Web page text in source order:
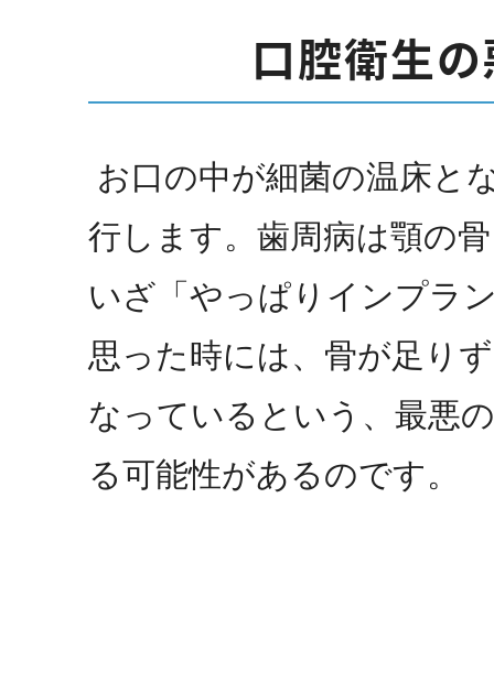
口腔衛生
お口の中が細菌の温床と
行します。歯周病は顎の
いざ「やっぱりインプラ
思った時には、骨が足り
なっているという、最悪
る可能性があるのです。